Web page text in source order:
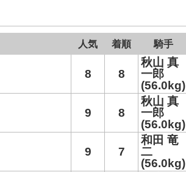
人気 着順 騎手
8 8
秋山 真
一郎
(56.0kg)
9 8
秋山 真
一郎
(56.0kg)
9 7
和田 竜
二
(56.0kg)